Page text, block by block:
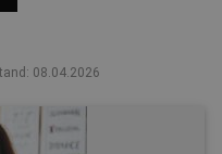
08.04.2026